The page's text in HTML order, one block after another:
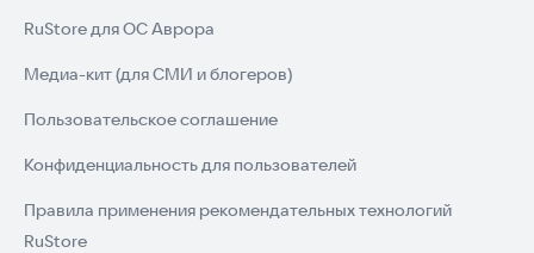
RuStore для ОС Аврора
Медиа-кит (для СМИ и блогеров)
Пользовательское соглашение
Конфиденциальность для пользователей
Правила применения рекомендательных технологий
RuStore